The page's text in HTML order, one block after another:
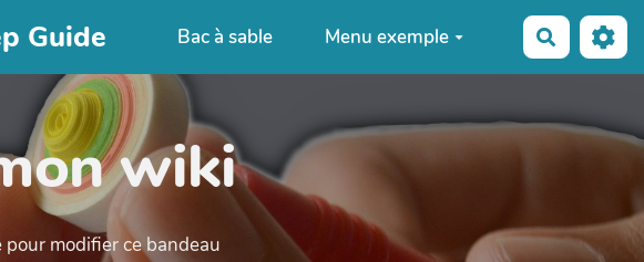
Guide Bac à sable Menu exemple
wiki
modifier ce bandeau